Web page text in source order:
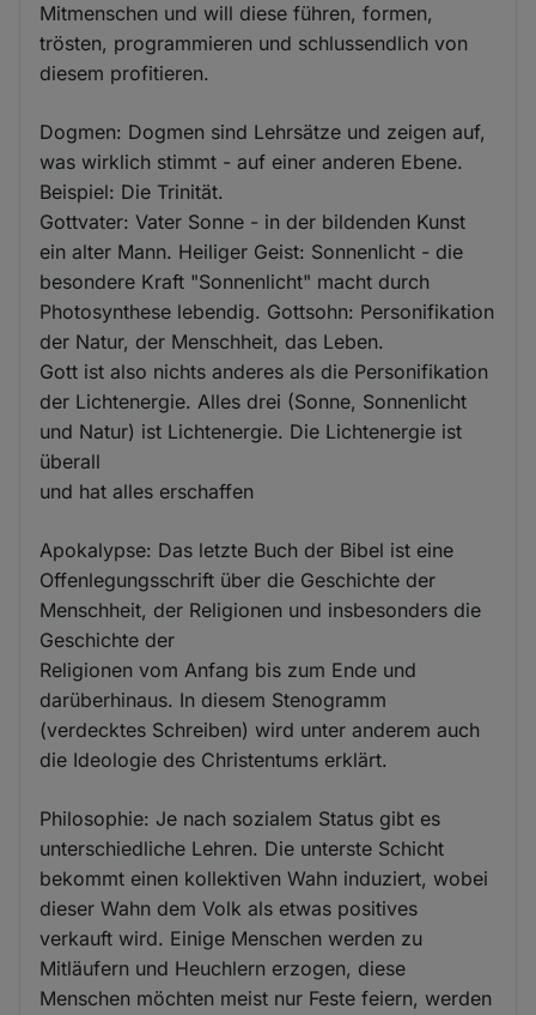
Mitmenschen und will diese führen, formen,
trösten, programmieren und schlussendlich von
diesem profitieren.
Dogmen: Dogmen sind Lehrsätze und zeigen auf,
was wirklich stimmt - auf einer anderen Ebene.
Beispiel: Die Trinität.
Gottvater: Vater Sonne - in der bildenden Kunst
ein alter Mann. Heiliger Geist: Sonnenlicht - die
besondere Kraft "Sonnenlicht" macht durch
Photosynthese lebendig. Gottsohn: Personifikation
der Natur, der Menschheit, das Leben.
Gott ist also nichts anderes als die Personifikation
der Lichtenergie. Alles drei (Sonne, Sonnenlicht
und Natur) ist Lichtenergie. Die Lichtenergie ist
überall
und hat alles erschaffen
Apokalypse: Das letzte Buch der Bibel ist eine
Offenlegungsschrift über die Geschichte der
Menschheit, der Religionen und insbesonders die
Geschichte der
Religionen vom Anfang bis zum Ende und
darüberhinaus. In diesem Stenogramm
(verdecktes Schreiben) wird unter anderem auch
die Ideologie des Christentums erklärt.
Philosophie: Je nach sozialem Status gibt es
unterschiedliche Lehren. Die unterste Schicht
bekommt einen kollektiven Wahn induziert, wobei
dieser Wahn dem Volk als etwas positives
verkauft wird. Einige Menschen werden zu
Mitläufern und Heuchlern erzogen, diese
Menschen möchten meist nur Feste feiern, werden